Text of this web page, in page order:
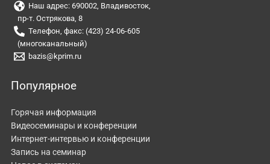
Наш адрес: 690002, Владивосток,
пр-т. Острякова, 8
Телефон, факс: (423) 24-06-605
(многоканальный)
bazis@kprim.ru
Популярное
Горячая информация
Видеосеминары и конференции
Интернет-интервью и конференции
Запись на семинар